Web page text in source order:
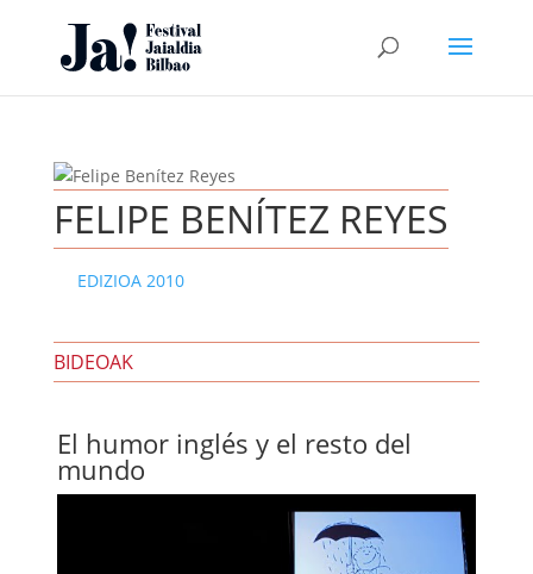
FELIPE BENÍTEZ REYES
EDIZIOA 2010
BIDEOAK
El humor inglés y el resto del
mundo